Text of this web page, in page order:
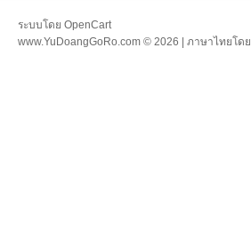
ระบบโดย OpenCart
www.YuDoangGoRo.com © 2026 | ภาษาไทยโดย